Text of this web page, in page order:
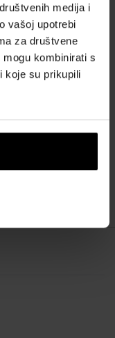
medija i
vašoj upotrebi
za društvene
kombinirati s
koje su prikupili
Candle Candy Cane
mirisna svijeća
(453 g)
svijeće Country
težine 453 g
€